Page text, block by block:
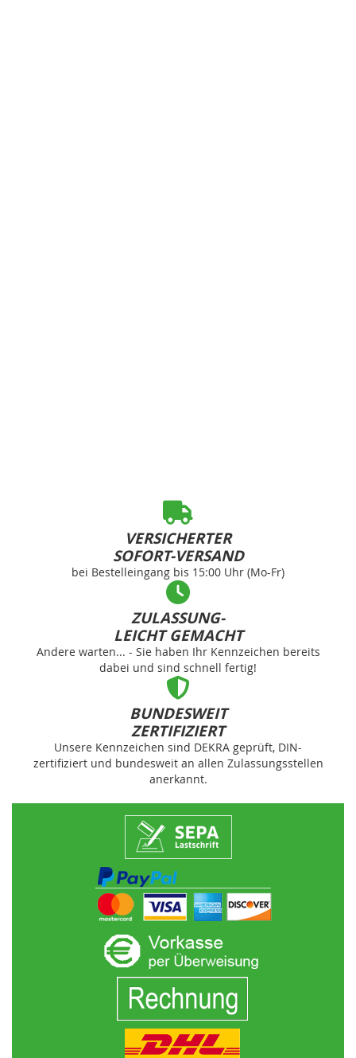
VERSICHERTER
SOFORT-VERSAND
bei Bestelleingang bis 15:00 Uhr (Mo-Fr)
ZULASSUNG-
LEICHT GEMACHT
Andere warten... - Sie haben Ihr Kennzeichen bereits
dabei und sind schnell fertig!
BUNDESWEIT
ZERTIFIZIERT
Unsere Kennzeichen sind DEKRA geprüft, DIN-
zertifiziert und bundesweit an allen Zulassungsstellen
anerkannt.